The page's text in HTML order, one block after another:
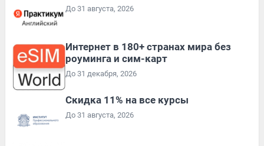
До 31 августа, 2026
Интернет в 180+ странах мира без
роуминга и сим-карт
До 31 декабря, 2026
Скидка 11% на все курсы
До 31 августа, 2026